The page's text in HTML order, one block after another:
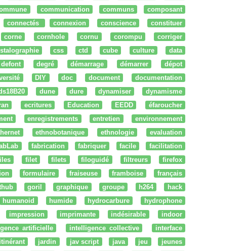
communication communs
composant
connectés connexion conscience
constituer
corne cornhole cornu corompu
corriger
css ctd cube culture
data
defont degré démarrage démarrer
dépot
DIY doc document
documentation
dune dure dynamiser
dynamisme
ecritures Education EEDD
éfaroucher
enregistrements entretien
environnement
ethnobotanique ethnologie
evaluation
fabrication fabriquer facile
facilitation
filet filets filoguidé filtreurs
firefox
formulaire fraiseuse framboise
français
goril graphique groupe h264
hack
humanoid humide hydrocarbure
hydrophone
impression imprimante indésirable
indoor
artificielle intelligence collective
interface
itinérant jardin jav script java jeu
jeunes